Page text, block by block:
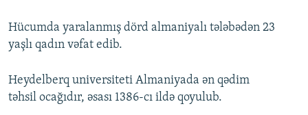
Hücumda yaralanmış dörd almaniyalı tələbədən 23
yaşlı qadın vəfat edib.
Heydelberq universiteti Almaniyada ən qədim
təhsil ocağıdır, əsası 1386-cı ildə qoyulub.